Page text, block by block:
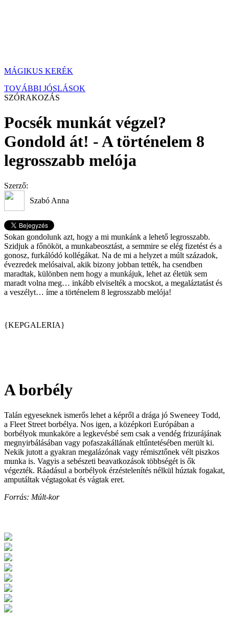
MÁGIKUS KERÉK
TOVÁBBI JÓSLÁSOK
SZÓRAKOZÁS
Pocsék munkát végzel?
Gondold át! - A történelem 8
legrosszabb melója
Szerző:
Szabó Anna
Sokan gondolunk azt, hogy a mi munkánk a lehető legrosszabb.
Szidjuk a főnököt, a munkabeosztást, a semmire se elég fizetést és a
gonosz, furkálódó kollégákat. Na de mi a helyzet a múlt századok,
évezredek melósaival, akik bizony jobban tették, ha csendben
maradtak, különben nem hogy a munkájuk, lehet az életük sem
maradt volna meg… inkább elviselték a mocskot, a megaláztatást és
a veszélyt… íme a történelem 8 legrosszabb melója!
{KEPGALERIA}
A borbély
Talán egyeseknek ismerős lehet a képről a drága jó Sweneey Todd,
a Fleet Street borbélya. Nos igen, a középkori Európában a
borbélyok munkaköre a legkevésbé sem csak a vendég frizurájának
megnyirbálásában vagy pofaszakállának eltűntetésében merült ki.
Nekik jutott a gyakran megalázónak vagy rémisztőnek vélt piszkos
munka is. Vagyis a sebészeti beavatkozások többségét is ők
végezték. Ráadásul a borbélyok érzéstelenítés nélkül húztak fogakat,
amputáltak végtagokat és vágtak eret.
Forrás: Múlt-kor